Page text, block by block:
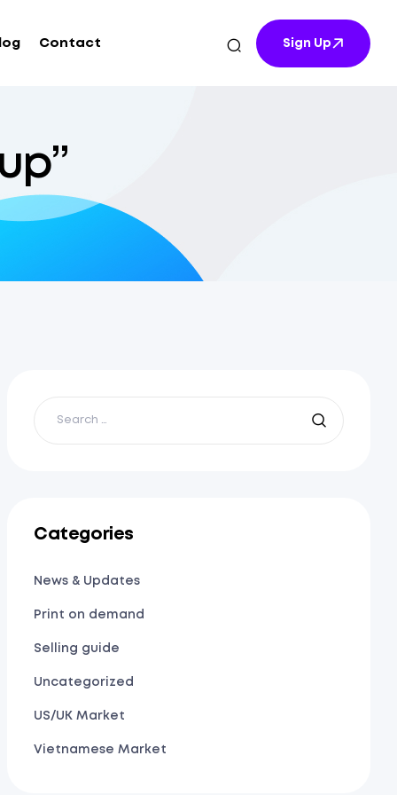
Contact Sign Up
Categories
News & Updates
Print on demand
Selling guide
Uncategorized
US/UK Market
Vietnamese Market